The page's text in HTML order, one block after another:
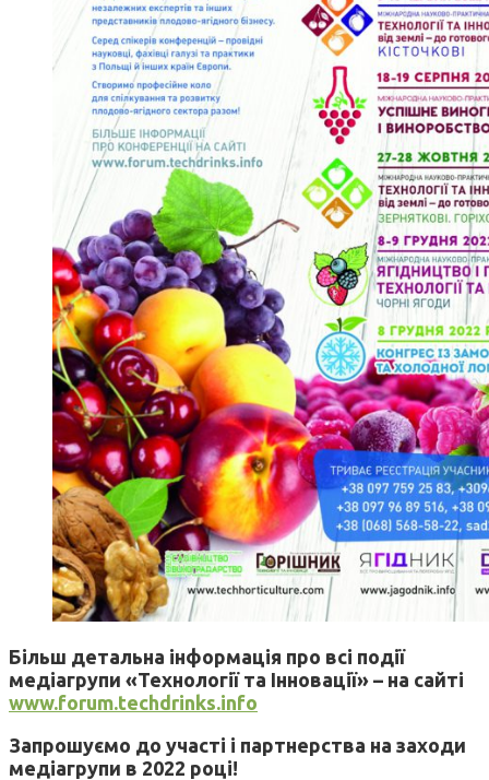
Більш детальна інформація про всі події
медіагрупи «Технології та Інновації» – на сайті
www.forum.techdrinks.info
Запрошуємо до участі і партнерства на заходи
медіагрупи в 2022 році!